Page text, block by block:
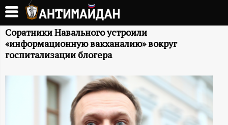
Перейти
основному
содержанию
А
Н
Т
Соратники Навального устроили
«информационную вакханалию» вокруг
госпитализации блогера